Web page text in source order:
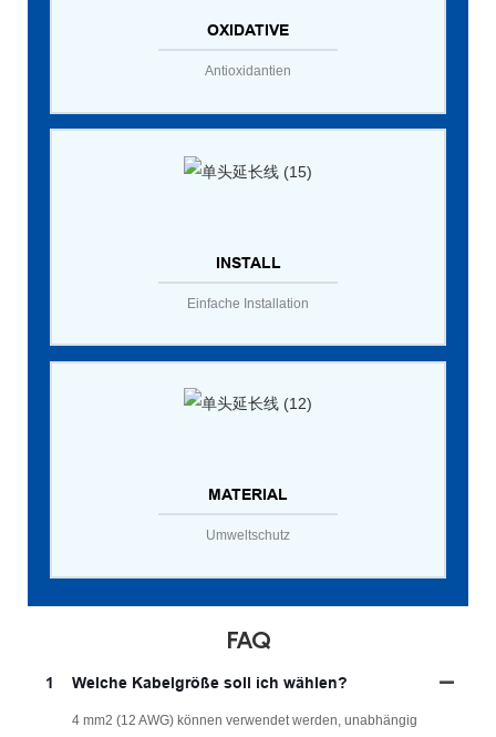
OXIDATIVE
Antioxidantien
INSTALL
Einfache Installation
MATERIAL
Umweltschutz
FAQ
1 Welche Kabelgröße soll ich wählen?
4 mm2 (12 AWG) können verwendet werden, unabhängig